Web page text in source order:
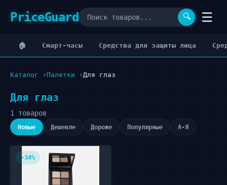
PriceGuard 🔍 ☰
🏠 Cмарт-часы Cредства для защиты лица
Каталог Палетки Для глаз
Для глаз
1 товаров
Новые Дешевле Дороже Популярные А-Я
-34%